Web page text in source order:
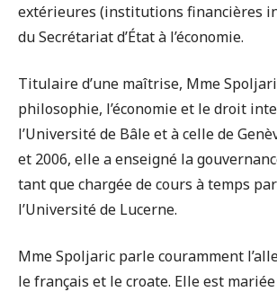
extérieures (institutions financières
du Secrétariat d’État à l’économie.
Titulaire d’une maîtrise, Mme
philosophie, l’économie et le droit
l’Université de Bâle et à celle de
et 2006, elle a enseigné la
tant que chargée de cours à temps
l’Université de Lucerne.
Mme Spoljaric parle couramment
le français et le croate. Elle est mariée